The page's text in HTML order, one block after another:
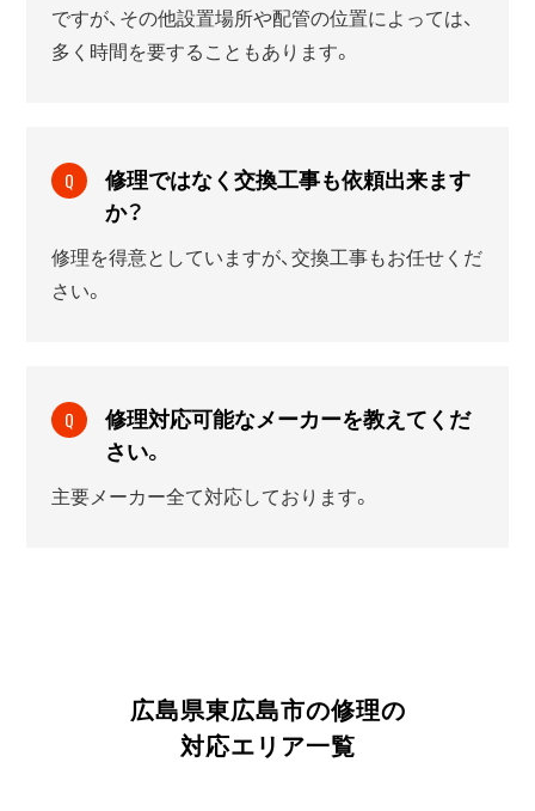
ですが、その他設置場所や配管の位置によっては、
多く時間を要することもあります。
Q
修理ではなく交換工事も依頼出来ます
か？
修理を得意としていますが、交換工事もお任せくだ
さい。
Q
修理対応可能なメーカーを教えてくだ
さい。
主要メーカー全て対応しております。
広島県東広島市の修理の
対応エリア一覧